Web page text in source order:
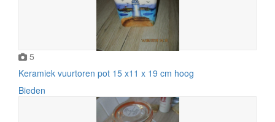
5
Keramiek vuurtoren pot 15 x11 x 19 cm hoog
Bieden